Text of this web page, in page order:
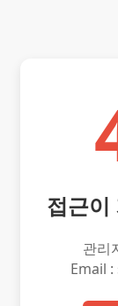
접근이
관리
Email